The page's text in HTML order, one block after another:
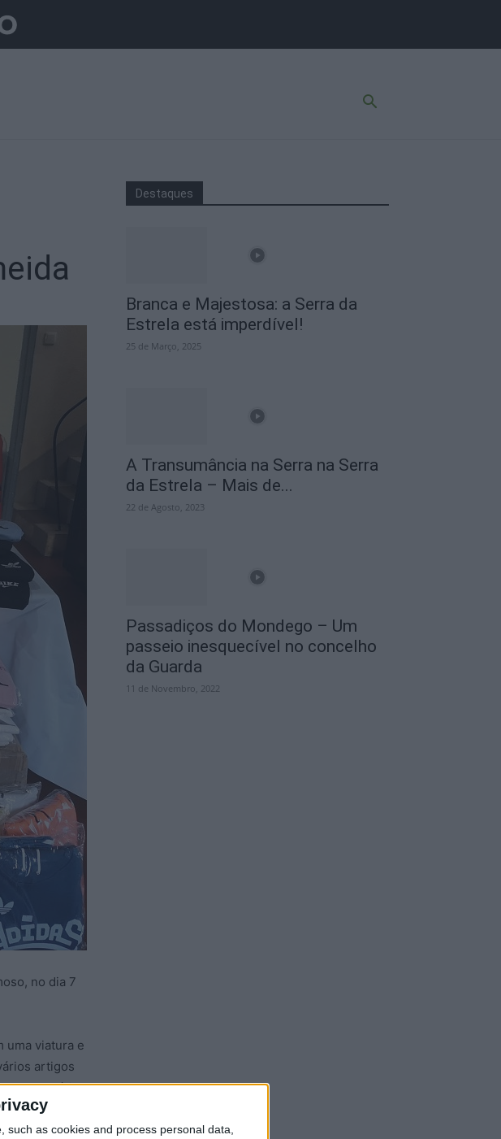
as cookies and process personal data,
no dia 7
uma viatura e
artigos
de vestuário,
Destaques
Branca e Majestosa: a Serra da
Estrela está imperdível!
25 de Março, 2025
A Transumância na Serra na Serra
da Estrela – Mais de...
22 de Agosto, 2023
Passadiços do Mondego – Um
passeio inesquecível no concelho
da Guarda
11 de Novembro, 2022